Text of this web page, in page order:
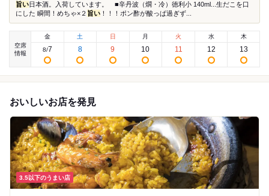
旨い日本酒。入荷しています。 ■辛丹波（燗・冷）徳利小 140ml...生だこを口
にした 瞬間！めちゃ×２ 旨い ！！！ポン酢が酸っぱ過ぎず...
空席
情報
金
8/7
土
8
日
9
月
10
火
11
水
12
木
13
おいしいお店を発見
3.5以下のうまい店